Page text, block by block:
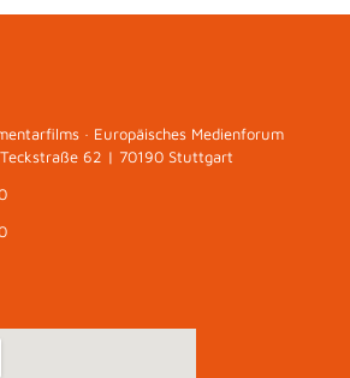
· Europäisches Medienforum
62 | 70190 Stuttgart